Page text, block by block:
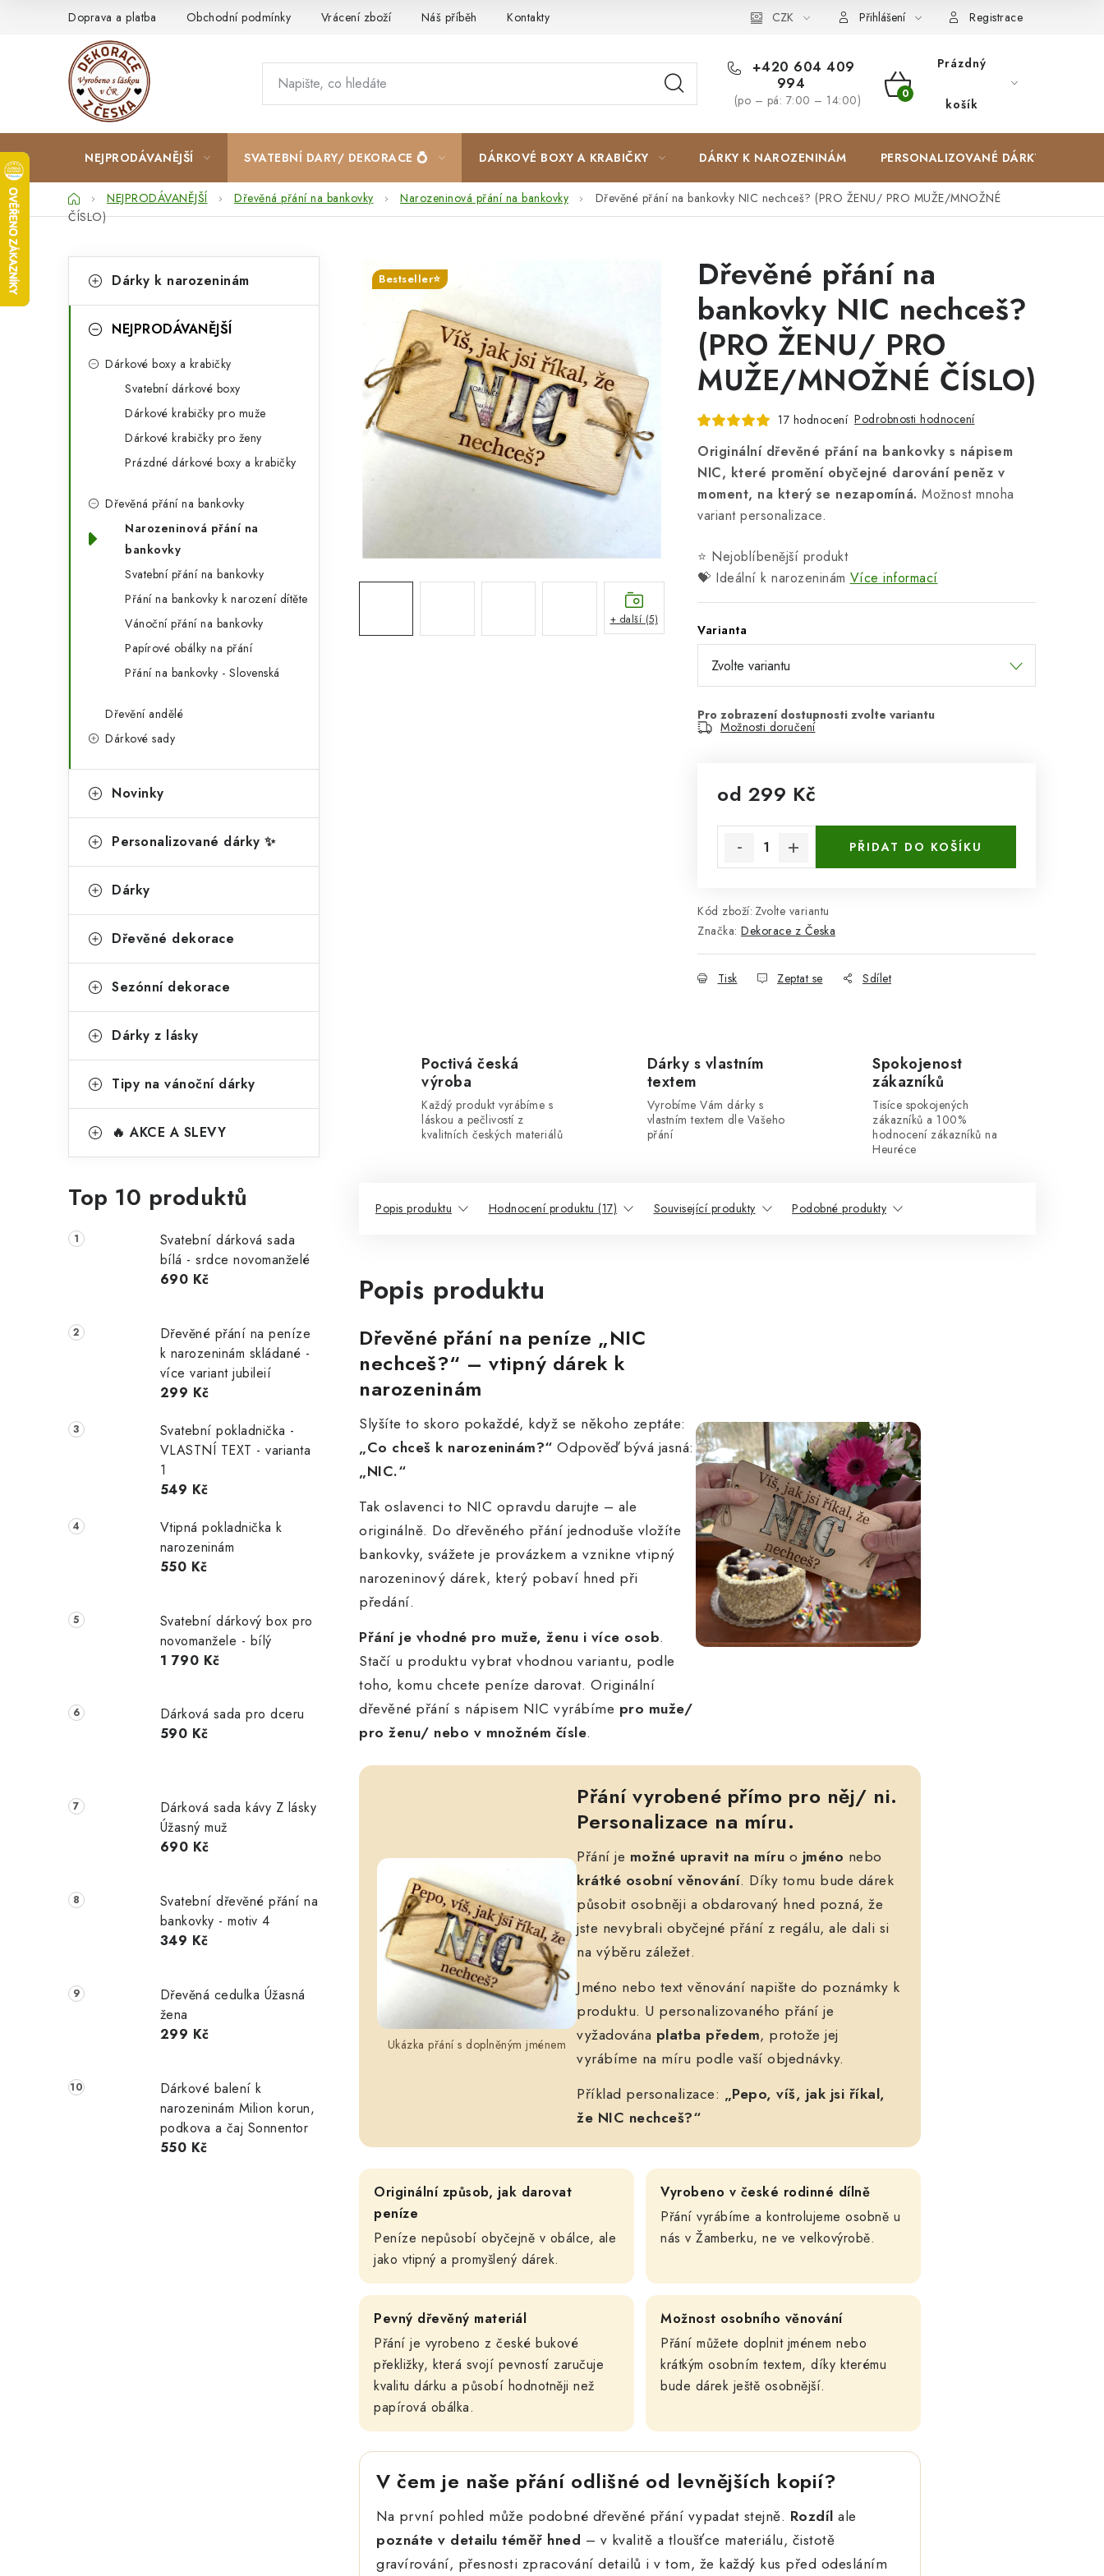
Doprava a platba Obchodní podmínky Vrácení zboží Náš příběh Kontakty Zakázková výroba Spolupracujeme Blog
CZK Přihlášení Registrace
+420 604 409
994
(po – pá: 7:00 – 14:00)
NÁKUPNÍ
Prázdný
košík
NEJPRODÁVANĚJŠÍ SVATEBNÍ DARY/ DEKORACE 💍 DÁRKOVÉ BOXY A KRABIČKY DÁRKY K NAROZENINÁM PERSONALIZOVANÉ DÁRKY ✨
DomůNEJPRODÁVANĚJŠÍ Dřevěná přání na bankovky Narozeninová přání na bankovky
Dřevěné přání na bankovky NIC nechceš? (PRO ŽENU/ PRO MUŽE/MNOŽNÉ
ČÍSLO)
okategorie
a
Dárky k narozeninám
NEJPRODÁVANĚJŠÍ
Dárkové boxy a krabičky
Svatební dárkové boxy
Dárkové krabičky pro muže
Dárkové krabičky pro ženy
Prázdné dárkové boxy a krabičky
Dřevěná přání na bankovky
Narozeninová přání na
bankovky
Svatební přání na bankovky
Přání na bankovky k narození dítěte
Vánoční přání na bankovky
Papírové obálky na přání
Přání na bankovky - Slovenská
Dřevění andělé
Dárkové sady
Novinky
Personalizované dárky ✨
Dárky
Dřevěné dekorace
Sezónní dekorace
Dárky z lásky
Tipy na vánoční dárky
🔥 AKCE A SLEVY
Top 10 produktů
Svatební dárková sada
bílá - srdce novomanželé
690 Kč
Dřevěné přání na peníze
k narozeninám skládané -
více variant jubileií
299 Kč
Svatební pokladnička -
VLASTNÍ TEXT - varianta
1
549 Kč
Vtipná pokladnička k
narozeninám
550 Kč
Svatební dárkový box pro
novomanžele - bílý
1 790 Kč
Dárková sada pro dceru
590 Kč
Dárková sada kávy Z lásky
Úžasný muž
690 Kč
Svatební dřevěné přání na
bankovky - motiv 4
349 Kč
Dřevěná cedulka Úžasná
žena
299 Kč
Dárkové balení k
narozeninám Milion korun,
podkova a čaj Sonnentor
550 Kč
Dřevěné přání na
bankovky NIC nechceš?
(PRO ŽENU/ PRO
MUŽE/MNOŽNÉ ČÍSLO)
17 hodnocení Podrobnosti hodnocení
Originální dřevěné přání na bankovky s nápisem
NIC, které promění obyčejné darování peněz v
moment, na který se nezapomíná. Možnost mnoha
variant personalizace.
⭐ Nejoblíbenější produkt
💝 Ideální k narozeninám Více informací
Varianta
Možnosti doručení
od 299 Kč
PŘIDAT DO KOŠÍKU
Kód zboží: Zvolte variantu
Značka: Dekorace z Česka
Tisk Zeptat se Sdílet
Bestseller⭐
+ další (5)
Poctivá česká
výroba
Každý produkt vyrábíme s
láskou a pečlivostí z
kvalitních českých materiálů
Dárky s vlastním
textem
Vyrobíme Vám dárky s
vlastním textem dle Vašeho
přání
Spokojenost
zákazníků
Tisíce spokojených
zákazníků a 100%
hodnocení zákazníků na
Heuréce
Popis produktu Hodnocení produktu (17) Související produkty Podobné produkty
Popis produktu
Dřevěné přání na peníze „NIC
nechceš?“ – vtipný dárek k
narozeninám
Slyšíte to skoro pokaždé, když se někoho zeptáte:
„Co chceš k narozeninám?“ Odpověď bývá jasná:
„NIC.“
Tak oslavenci to NIC opravdu darujte – ale
originálně. Do dřevěného přání jednoduše vložíte
bankovky, svážete je provázkem a vznikne vtipný
narozeninový dárek, který pobaví hned při
předání.
Přání je vhodné pro muže, ženu i více osob.
Stačí u produktu vybrat vhodnou variantu, podle
toho, komu chcete peníze darovat. Originální
dřevěné přání s nápisem NIC vyrábíme pro muže/
pro ženu/ nebo v množném čísle.
Ukázka přání s doplněným jménem
Přání vyrobené přímo pro něj/ ni.
Personalizace na míru.
Přání je možné upravit na míru o jméno nebo
krátké osobní věnování. Díky tomu bude dárek
působit osobněji a obdarovaný hned pozná, že
jste nevybrali obyčejné přání z regálu, ale dali si
na výběru záležet.
Jméno nebo text věnování napište do poznámky k
produktu. U personalizovaného přání je
vyžadována platba předem, protože jej
vyrábíme na míru podle vaší objednávky.
Příklad personalizace: „Pepo, víš, jak jsi říkal,
že NIC nechceš?“
Originální způsob, jak darovat
peníze
Peníze nepůsobí obyčejně v obálce, ale
jako vtipný a promyšlený dárek.
Vyrobeno v české rodinné dílně
Přání vyrábíme a kontrolujeme osobně u
nás v Žamberku, ne ve velkovýrobě.
Pevný dřevěný materiál
Přání je vyrobeno z české bukové
překližky, která svojí pevností zaručuje
kvalitu dárku a působí hodnotněji než
papírová obálka.
Možnost osobního věnování
Přání můžete doplnit jménem nebo
krátkým osobním textem, díky kterému
bude dárek ještě osobnější.
V čem je naše přání odlišné od levnějších kopií?
Na první pohled může podobné dřevěné přání vypadat stejně. Rozdíl ale
poznáte v detailu téměř hned – v kvalitě a tloušťce materiálu, čistotě
gravírování, přesnosti zpracování detailů i v tom, že každý kus před odesláním